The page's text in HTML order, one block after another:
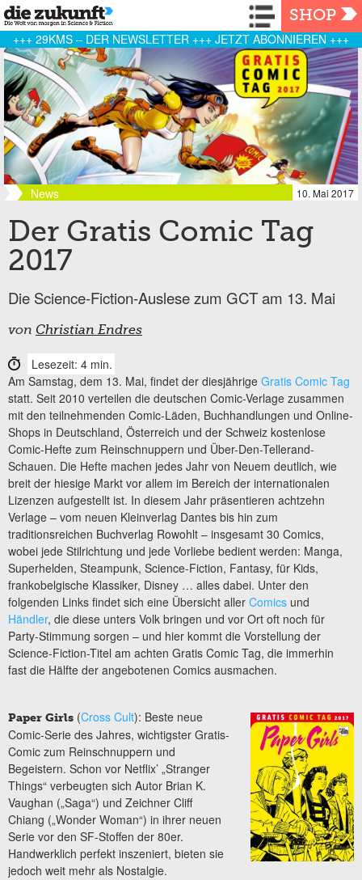
Navigation
SHOP
+++ 29KMS – DER NEWSLETTER +++ JETZT ABONNIEREN +++
News 10. Mai 2017
Der Gratis Comic Tag
2017
Die Science-Fiction-Auslese zum GCT am 13. Mai
von Christian Endres
Lesezeit: 4 min.
Am Samstag, dem 13. Mai, findet der diesjährige Gratis Comic Tag
statt. Seit 2010 verteilen die deutschen Comic-Verlage zusammen
mit den teilnehmenden Comic-Läden, Buchhandlungen und Online-
Shops in Deutschland, Österreich und der Schweiz kostenlose
Comic-Hefte zum Reinschnuppern und Über-Den-Tellerand-
Schauen. Die Hefte machen jedes Jahr von Neuem deutlich, wie
breit der hiesige Markt vor allem im Bereich der internationalen
Lizenzen aufgestellt ist. In diesem Jahr präsentieren achtzehn
Verlage – vom neuen Kleinverlag Dantes bis hin zum
traditionsreichen Buchverlag Rowohlt – insgesamt 30 Comics,
wobei jede Stilrichtung und jede Vorliebe bedient werden: Manga,
Superhelden, Steampunk, Science-Fiction, Fantasy, für Kids,
frankobelgische Klassiker, Disney … alles dabei. Unter den
folgenden Links findet sich eine Übersicht aller Comics und
Händler, die diese unters Volk bringen und vor Ort oft noch für
Party-Stimmung sorgen – und hier kommt die Vorstellung der
Science-Fiction-Titel am achten Gratis Comic Tag, die immerhin
fast die Hälfte der angebotenen Comics ausmachen.
Paper Girls (Cross Cult): Beste neue
Comic-Serie des Jahres, wichtigster Gratis-
Comic zum Reinschnuppern und
Begeistern. Schon vor Netflix’ „Stranger
Things“ verbeugten sich Autor Brian K.
Vaughan („Saga“) und Zeichner Cliff
Chiang („Wonder Woman“) in ihrer neuen
Serie vor den SF-Stoffen der 80er.
Handwerklich perfekt inszeniert, bieten sie
jedoch weit mehr als Nostalgie.